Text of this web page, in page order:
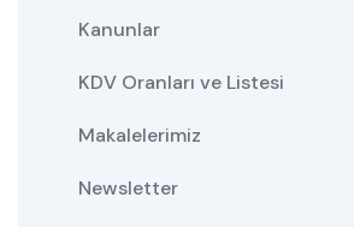
Kanunlar
KDV Oranları ve Listesi
Makalelerimiz
Newsletter